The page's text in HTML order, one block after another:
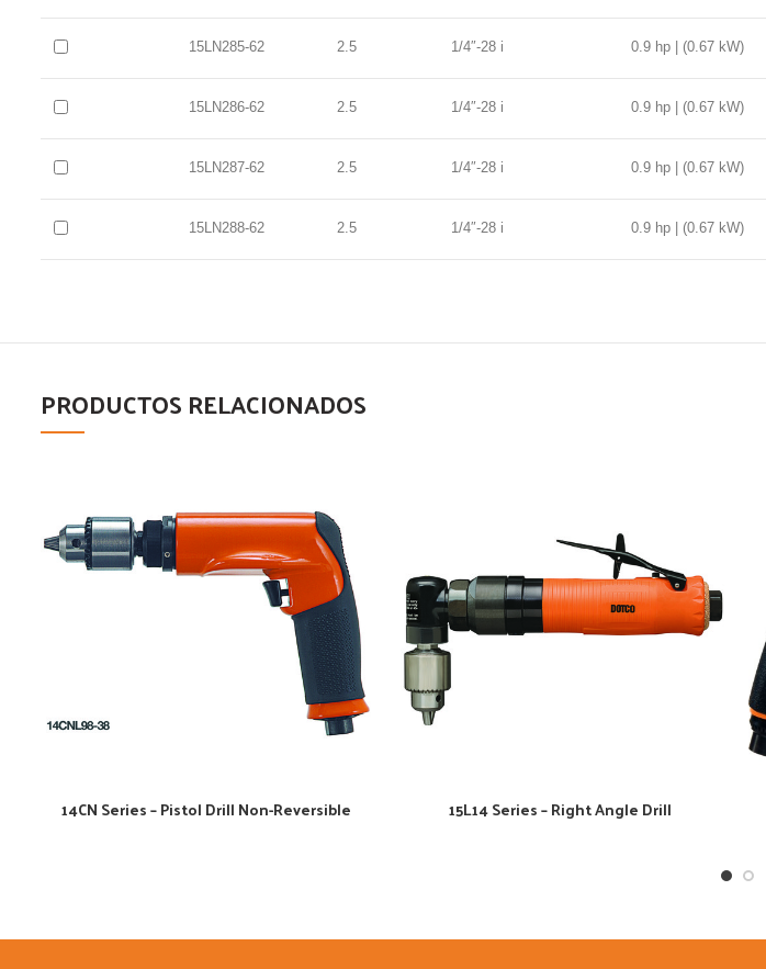
15LN285-62 2.5 1/4″-28 i 0.9 hp | (0.67 kW)
15LN286-62 2.5 1/4″-28 i 0.9 hp | (0.67 kW)
15LN287-62 2.5 1/4″-28 i 0.9 hp | (0.67 kW)
15LN288-62 2.5 1/4″-28 i 0.9 hp | (0.67 kW)
PRODUCTOS RELACIONADOS
14CN Series – Pistol Drill Non-Reversible 15L14 Series – Right Angle Drill